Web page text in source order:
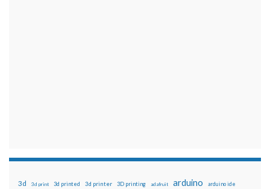
3d 3d print 3d printed 3d printer 3D printing adafruit arduino arduino ide